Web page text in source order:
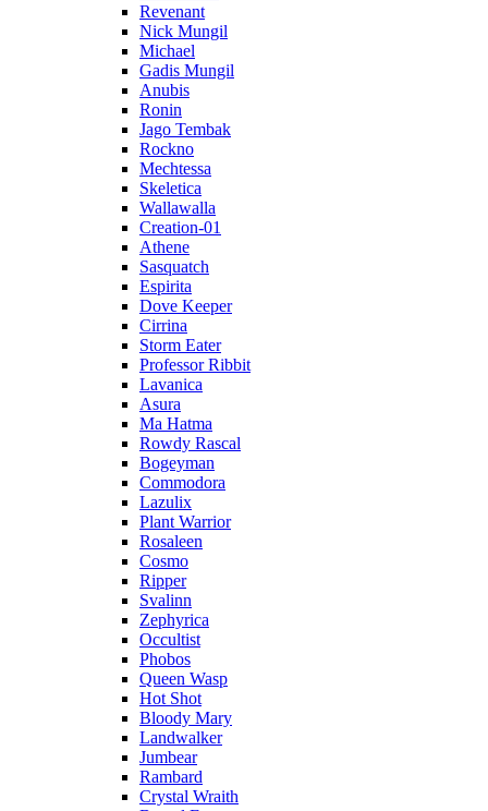
Revenant
Nick Mungil
Michael
Gadis Mungil
Anubis
Ronin
Jago Tembak
Rockno
Mechtessa
Skeletica
Wallawalla
Creation-01
Athene
Sasquatch
Espirita
Dove Keeper
Cirrina
Storm Eater
Professor Ribbit
Lavanica
Asura
Ma Hatma
Rowdy Rascal
Bogeyman
Commodora
Lazulix
Plant Warrior
Rosaleen
Cosmo
Ripper
Svalinn
Zephyrica
Occultist
Phobos
Queen Wasp
Hot Shot
Bloody Mary
Landwalker
Jumbear
Rambard
Crystal Wraith